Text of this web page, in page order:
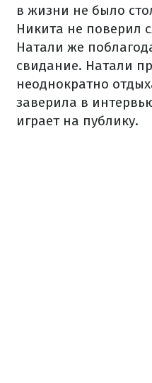
в жизни не было
Никита не поверил
Натали же
свидание. Натали
неоднократно
заверила в
играет на публику.